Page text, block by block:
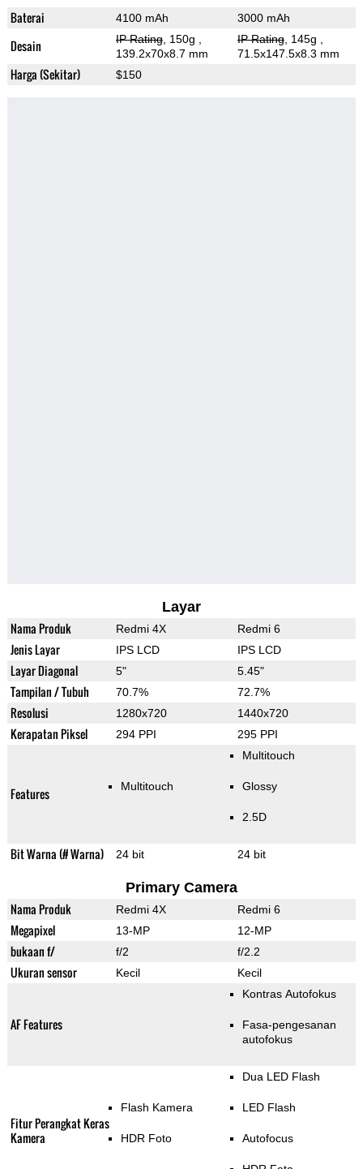
Baterai 4100 mAh 3000 mAh
Desain IP Rating, 150g
139.2x70x8.7 mm
IP Rating, 145g
71.5x147.5x8.3 mm
Harga (Sekitar) $150
Layar
Nama Produk Redmi 4X Redmi 6
Jenis Layar IPS LCD IPS LCD
Layar Diagonal 5" 5.45"
Tampilan / Tubuh 70.7% 72.7%
Resolusi 1280x720 1440x720
Kerapatan Piksel 294 PPI 295 PPI
Features Multitouch
Multitouch
Glossy
2.5D
Bit Warna (# Warna) 24 bit 24 bit
Primary Camera
Nama Produk Redmi 4X Redmi 6
Megapixel 13-MP 12-MP
bukaan f/ f/2 f/2.2
Ukuran sensor Kecil Kecil
AF Features
Kontras Autofokus
Fasa-pengesanan
autofokus
Fitur Perangkat Keras
Kamera
Flash Kamera
HDR Foto
Dua LED Flash
LED Flash
Autofocus